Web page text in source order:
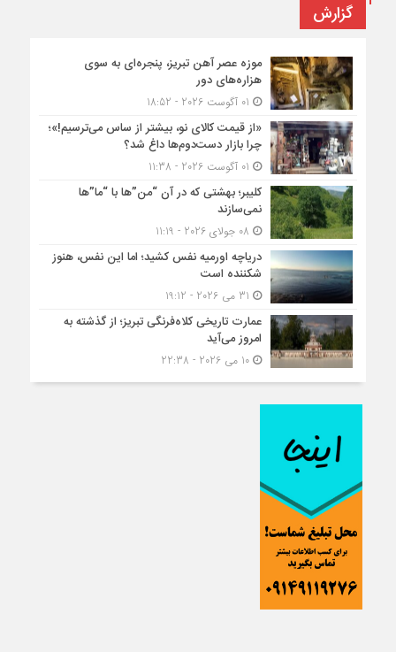
گزارش
موزه عصر آهن تبریز، پنجره‌ای به سوی
هزاره‌های دور
«از قیمت کالای نو، بیشتر از ساس می‌ترسیم!»؛
چرا بازار دست‌دوم‌ها داغ شد؟
کلیبر؛ بهشتی که در آن “من”ها با “ما”ها
نمی‌سازند
دریاچه اورمیه نفس کشید؛ اما این نفس، هنوز
شکننده است
عمارت تاریخی کلاه‌فرنگی تبریز؛ از گذشته به
امروز می‌آید
10 می 2026 - 22:38